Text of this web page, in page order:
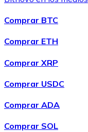
Comprar BTC
Comprar ETH
Comprar XRP
Comprar USDC
Comprar ADA
Comprar SOL